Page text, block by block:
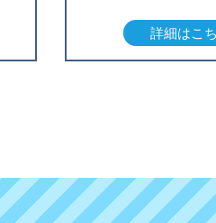
詳細はこ